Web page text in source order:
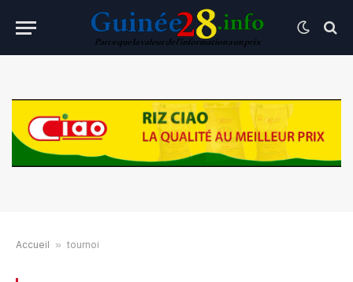
Accueil » tournoi